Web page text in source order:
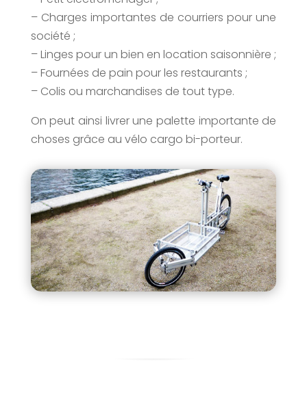
– Charges importantes de courriers pour une
société ;
– Linges pour un bien en location saisonnière ;
– Fournées de pain pour les restaurants ;
– Colis ou marchandises de tout type.
On peut ainsi livrer une palette importante de
choses grâce au vélo cargo bi-porteur.